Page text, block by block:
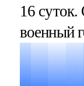
16 суток.
военный